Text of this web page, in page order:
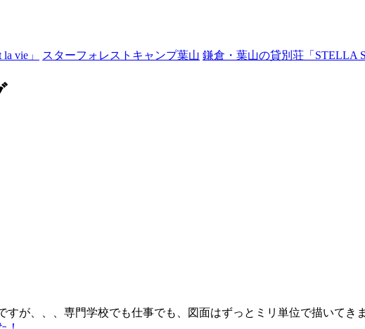
vie」
スターフォレストキャンプ葉山 鎌倉・葉山の貸別荘「STELLA
すが、、、専門学校でも仕事でも、図面はずっとミリ単位で描いて